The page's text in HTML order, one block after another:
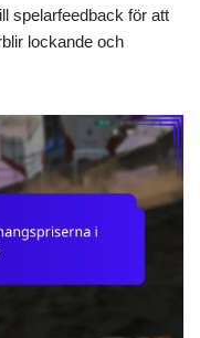
spelarfeedback för att
lockande och